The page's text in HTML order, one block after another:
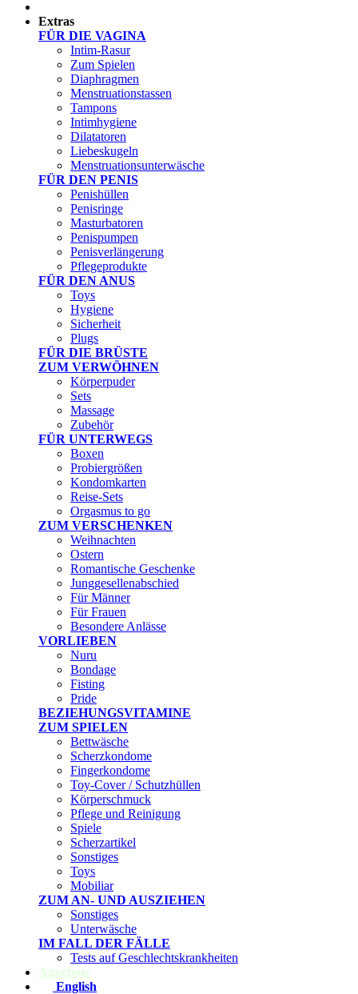
Extras
FÜR DIE VAGINA
Intim-Rasur
Zum Spielen
Diaphragmen
Menstruationstassen
Tampons
Intimhygiene
Dilatatoren
Liebeskugeln
Menstruationsunterwäsche
FÜR DEN PENIS
Penishüllen
Penisringe
Masturbatoren
Penispumpen
Penisverlängerung
Pflegeprodukte
FÜR DEN ANUS
Toys
Hygiene
Sicherheit
Plugs
FÜR DIE BRÜSTE
ZUM VERWÖHNEN
Körperpuder
Sets
Massage
Zubehör
FÜR UNTERWEGS
Boxen
Probiergrößen
Kondomkarten
Reise-Sets
Orgasmus to go
ZUM VERSCHENKEN
Weihnachten
Ostern
Romantische Geschenke
Junggesellenabschied
Für Männer
Für Frauen
Besondere Anlässe
VORLIEBEN
Nuru
Bondage
Fisting
Pride
BEZIEHUNGSVITAMINE
ZUM SPIELEN
Bettwäsche
Scherzkondome
Fingerkondome
Toy-Cover / Schutzhüllen
Körperschmuck
Pflege und Reinigung
Spiele
Scherzartikel
Sonstiges
Toys
Mobiliar
ZUM AN- UND AUSZIEHEN
Sonstiges
Unterwäsche
IM FALL DER FÄLLE
Tests auf Geschlechtskrankheiten
Angebote
English